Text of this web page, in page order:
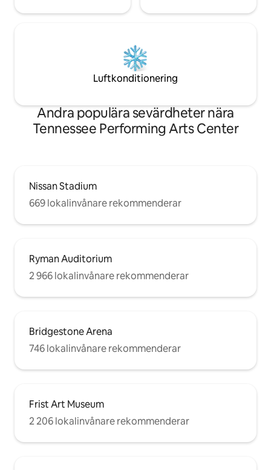
Luftkonditionering
Andra populära sevärdheter nära
Tennessee Performing Arts Center
Nissan Stadium
669 lokalinvånare rekommenderar
Ryman Auditorium
2 966 lokalinvånare rekommenderar
Bridgestone Arena
746 lokalinvånare rekommenderar
Frist Art Museum
2 206 lokalinvånare rekommenderar